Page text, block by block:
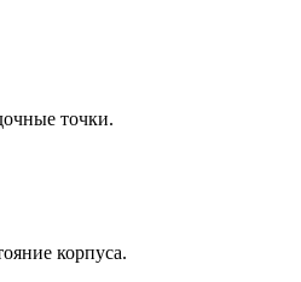
точки.
корпуса.